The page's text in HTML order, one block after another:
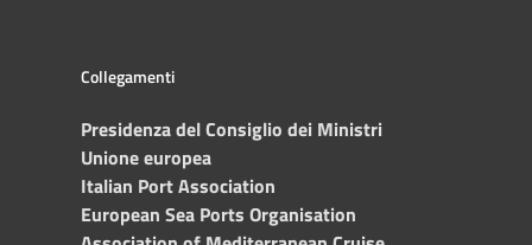
Collegamenti
Presidenza del Consiglio dei Ministri
Unione europea
Italian Port Association
European Sea Ports Organisation